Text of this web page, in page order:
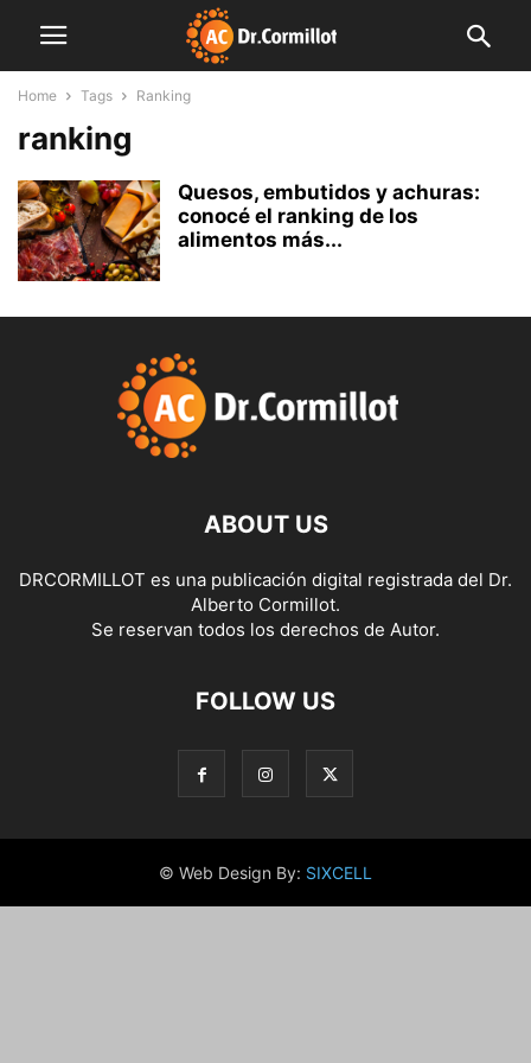
Home Tags Ranking
ranking
Quesos, embutidos y achuras:
conocé el ranking de los
alimentos más...
ABOUT US
DRCORMILLOT es una publicación digital registrada del Dr.
Alberto Cormillot.
Se reservan todos los derechos de Autor.
FOLLOW US
© Web Design By: SIXCELL